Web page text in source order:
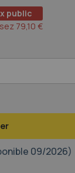
public
79,10 €
09/2026)